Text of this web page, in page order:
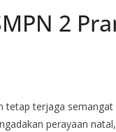
2
tetap terjaga
perayaan